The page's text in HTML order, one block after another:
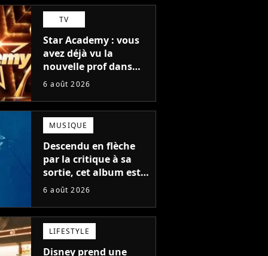
TV
Star Academy : vous
avez déjà vu la
nouvelle prof dans
The Voice et aux
6 août 2026
MUSIQUE
Descendu en flèche
par la critique à sa
sortie, cet album est
en train de devenir le
auteur
6 août 2026
LIFESTYLE
Disney prend une